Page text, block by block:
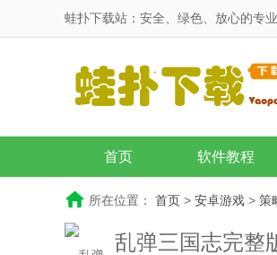
蛙扑下载站：安全、绿色、放心的专业
首页 软件教程
所在位置： 首页 > 安卓游戏 > 策
乱弹三国志完整